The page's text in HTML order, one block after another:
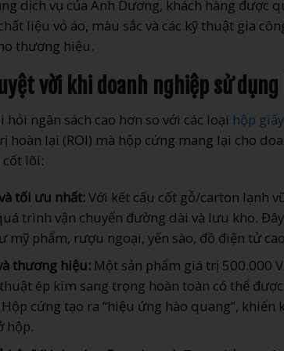
dịch vụ của Ánh Dương, khách hàng được
liệu vỏ áo, màu sắc và các kỹ thuật gia
thương hiệu.
vời khi doanh nghiệp sử dụng
ngân sách cao hơn so với các loại hộp giấy
hoàn lại (ROI) mà hộp cứng mang lại cho
lõi:
tối ưu nhất:Với kết cấu cốt gỗ/carton lạnh
trình vận chuyển đường dài và lưu kho.
mỹ phẩm, rượu ngoại, yến sào, đồ điện tử
thương hiệu:Một sản phẩm giá trị 500.000
ép kim sang trọng hoàn toàn có thể
cứng tạo ra “hiệu ứng hào quang”, khiến
hộp.